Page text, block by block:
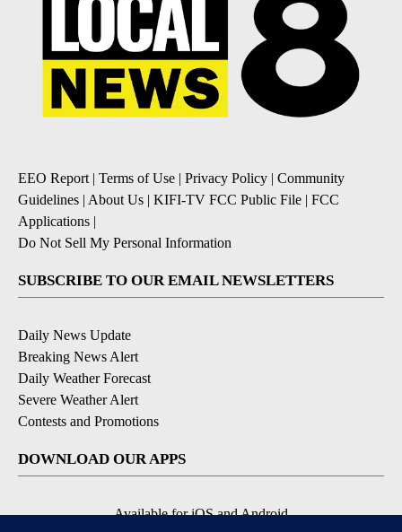
EEO Report| Terms of Use | Privacy Policy | Community
Guidelines | About Us | KIFI-TV FCC Public File | FCC
Applications |
Do Not Sell My Personal Information
SUBSCRIBE TO OUR EMAIL NEWSLETTERS
Daily News Update
Breaking News Alert
Daily Weather Forecast
Severe Weather Alert
Contests and Promotions
DOWNLOAD OUR APPS
Available for iOS and Android